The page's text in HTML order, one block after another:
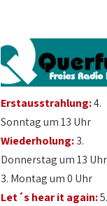
Erstausstrahlung:4.
Sonntag um 13 Uhr
Wiederholung:3.
Donnerstag um 13
3. Montag um 0 Uhr
Let´s hear it again: